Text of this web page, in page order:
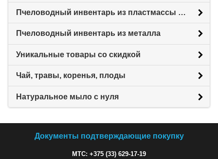
Пчеловодный инвентарь из пластмассы для пасеки
Пчеловодный инвентарь из металла
Уникальные товары со скидкой
Чай, травы, коренья, плоды
Натуральное мыло с нуля
Документы подтверждающие покупку
МТС: +375 (33) 629-17-19